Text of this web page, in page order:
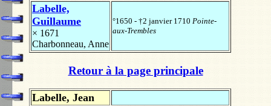
Labelle,
Guillaume
× 1671
Charbonneau, Anne
°1650 - †2 janvier 1710 Pointe-
aux-Trembles
Retour à la page principale
Labelle, Jean